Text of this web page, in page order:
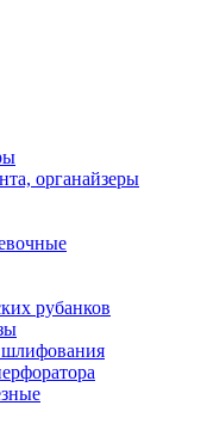
органайзеры
рубанков